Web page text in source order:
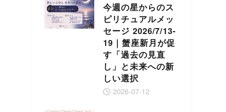
今週の星からのス
ピリチュアルメッ
セージ 2026/7/13-
19｜蟹座新月が促
す「過去の見直
し」と未来への新
しい選択
2026-07-12